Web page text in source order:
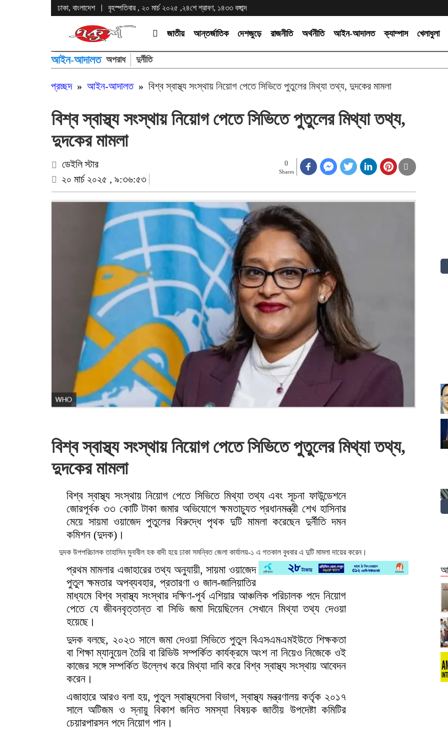
ঢাকা, বাংলাদেশ বৃহস্পতিবার , ২০ মার্চ ২০২৫ ,২৪শে শ্রাবণ, ১৪৩৩ বঙ্গাব্দ
জাতীয় আন্তর্জাতিক দেশজুড়ে রাজনীতি অর্থনীতি আইন-আদালত ক্যাম্পাস খেলাধুলা
আইন-আদালত অপরাধ দুর্নীতি
প্রচ্ছদ» আইন-আদালত» বিশ্ব স্বাস্থ্য সংস্থায় নিয়োগ পেতে সিভিতে পুতুলের মিথ্যা তথ্য, দুদকের মামলা
বিশ্ব স্বাস্থ্য সংস্থায় নিয়োগ পেতে সিভিতে পুতুলের মিথ্যা তথ্য,
দুদকের মামলা
ডেইলি স্টার
২০ মার্চ ২০২৫ , ৯:৩৬:৫৩
0
Shares
বিশ্ব স্বাস্থ্য সংস্থায় নিয়োগ পেতে সিভিতে পুতুলের মিথ্যা তথ্য,
দুদকের মামলা
বিশ্ব স্বাস্থ্য সংস্থায় নিয়োগ পেতে সিভিতে মিথ্যা তথ্য এবং সূচনা ফাউন্ডেশনে
জোরপূর্বক ৩৩ কোটি টাকা জমার অভিযোগে ক্ষমতাচ্যুত প্রধানমন্ত্রী শেখ হাসিনার
মেয়ে সায়মা ওয়াজেদ পুতুলের বিরুদ্ধে পৃথক দুটি মামলা করেছেন দুর্নীতি দমন
কমিশন (দুদক)।
দুদক উপপরিচালক তাহাসিন মুনাবীল হক বাদী হয়ে ঢাকা সমন্বিত জেলা কার্যালয়-১ এ গতকাল বুধবার এ দুটি মামলা দায়ের করেন।
প্রথম মামলার এজাহারের তথ্য অনুযায়ী, সায়মা ওয়াজেদ
পুতুল ক্ষমতার অপব্যবহার, প্রতারণা ও জাল-জালিয়াতির
মাধ্যমে বিশ্ব স্বাস্থ্য সংস্থার দক্ষিণ-পূর্ব এশিয়ার আঞ্চলিক পরিচালক পদে নিয়োগ
পেতে যে জীবনবৃত্তান্ত বা সিভি জমা দিয়েছিলেন সেখানে মিথ্যা তথ্য দেওয়া
হয়েছে।
দুদক বলছে, ২০২৩ সালে জমা দেওয়া সিভিতে পুতুল বিএসএমএমইউতে শিক্ষকতা
বা শিক্ষা ম্যানুয়েল তৈরি বা রিভিউ সম্পর্কিত কার্যক্রমে অংশ না নিয়েও নিজেকে ওই
কাজের সঙ্গে সম্পর্কিত উল্লেখ করে মিথ্যা দাবি করে বিশ্ব স্বাস্থ্য সংস্থায় আবেদন
করেন।
এজাহারে আরও বলা হয়, পুতুল স্বাস্থ্যসেবা বিভাগ, স্বাস্থ্য মন্ত্রণালয় কর্তৃক ২০১৭
সালে অটিজম ও স্নায়ু বিকাশ জনিত সমস্যা বিষয়ক জাতীয় উপদেষ্টা কমিটির
চেয়ারপারসন পদে নিয়োগ পান।